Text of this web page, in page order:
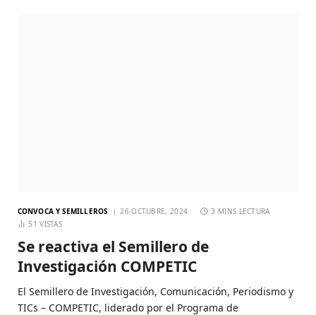
CONVOCA Y SEMILLEROS 26 OCTUBRE, 2024
3 MINS LECTURA
51VISTAS
Se reactiva el Semillero de
Investigación COMPETIC
El Semillero de Investigación, Comunicación, Periodismo y
TICs – COMPETIC, liderado por el Programa de